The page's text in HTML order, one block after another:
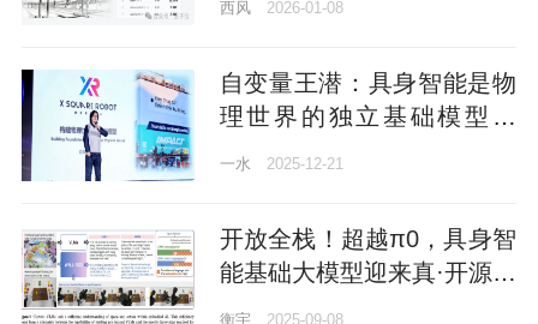
西风 2026-01-08
自变量王潜：具身智能是物
理世界的独立基础模型｜
MEET2026
一水 2025-12-21
开放全栈！超越π0，具身智
能基础大模型迎来真·开源，
开发者狂喜
衡宇 2025-09-08